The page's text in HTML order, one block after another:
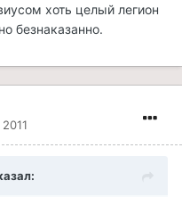
хоть целый легион
безнаказанно.